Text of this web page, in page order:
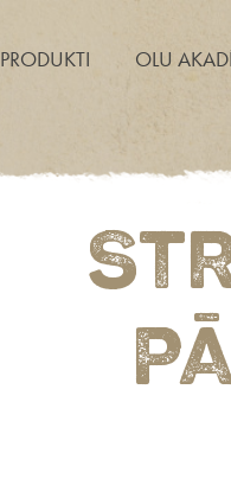
PRODUKTI OLU